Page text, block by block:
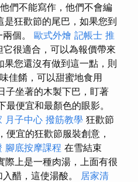
們不能寫作，他們不會編
是狂歡節的尾巴，如果您到
個。 歐式外燴 記帳士 推
很適合，可以為報價帶來
果您還沒有做到這一點，則
佳餚，可以甜蜜地食用
子坐著的木製下巴，盯著
便宜和最顏色的眼影。
月子中心 撥筋教學 狂歡節
便宜的狂歡節服裝創意，
腳底按摩課程 在雪結束
際上是一種肉湯，上面有很
醋，這使湯酸。 居家清